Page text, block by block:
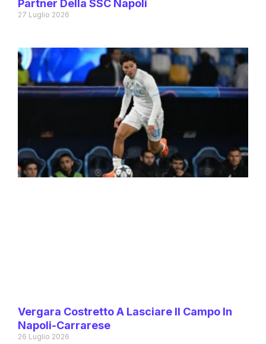
Partner Della SSC Napoli
27 Luglio 2026
Vergara Costretto A Lasciare Il Campo In
Napoli-Carrarese
26 Luglio 2026